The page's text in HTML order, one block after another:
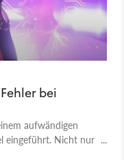
bei
aufwändigen
eingeführt. Nicht nur